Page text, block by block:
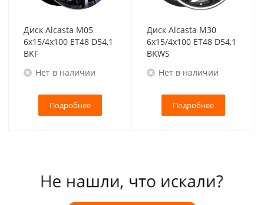
Диск Alcasta M05
6x15/4x100 ET48 D54,1
BKF
Нет в наличии
Подробнее
Диск Alcasta M30
6x15/4x100 ET48 D54,1
BKWS
Нет в наличии
Подробнее